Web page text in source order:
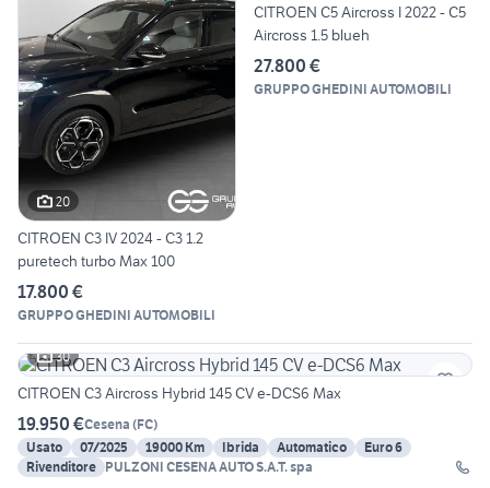
20
CITROEN C3 IV 2024 - C3 1.2
puretech turbo Max 100
17.800 €
GRUPPO GHEDINI AUTOMOBILI
CITROEN C5 Aircross I 2022 - C5
Aircross 1.5 blueh
27.800 €
GRUPPO GHEDINI AUTOMOBILI
30
CITROEN C3 Aircross Hybrid 145 CV e-DCS6 Max
19.950 €Cesena (FC)
Usato
07/2025 19000 Km Ibrida Automatico
Euro 6
Rivenditore
PULZONI CESENA AUTO S.A.T. spa